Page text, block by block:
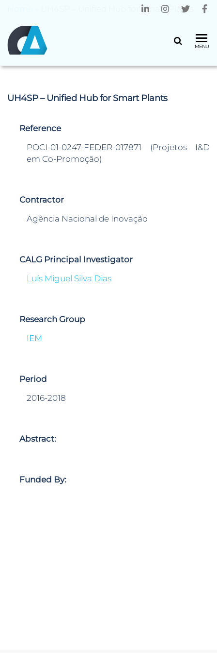
MENU
UH4SP – Unified Hub for Smart Plants
UH4SP – Unified Hub for Smart Plants
Reference
POCI-01-0247-FEDER-017871 (Projetos I&D
em Co-Promoção)
Contractor
Agência Nacional de Inovação
CALG Principal Investigator
Luís Miguel Silva Dias
Research Group
IEM
Period
2016-2018
Abstract:
Funded By: